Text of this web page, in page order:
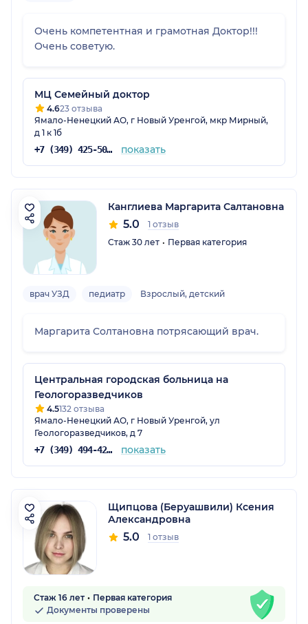
Очень компетентная и грамотная Доктор!!!
Очень советую.
МЦ Семейный доктор
4.623 отзыва
Ямало-Ненецкий АО, г Новый Уренгой, мкр Мирный,
д 1 к 1б
+7 (349) 425-50-25 показать
Канглиева Маргарита Салтановна
5.0
1 отзыв
Стаж 30 лет
Первая категория
врач УЗД педиатр Взрослый, детский
Маргарита Солтановна потрясающий врач.
Центральная городская больница на
Геологоразведчиков
4.5132 отзыва
Ямало-Ненецкий АО, г Новый Уренгой, ул
Геологоразведчиков, д 7
+7 (349) 494-42-62 показать
Щипцова (Беруашвили) Ксения
Александровна
5.0 1 отзыв
Стаж 16 лет
Первая категория
Документы проверены